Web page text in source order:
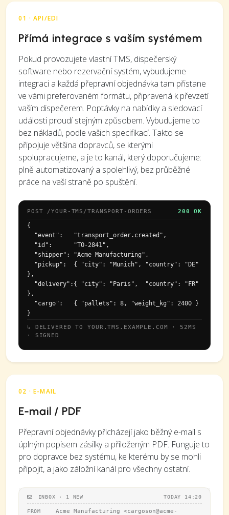
01 · API/EDI
Přímá integrace s vaším systémem
Pokud provozujete vlastní TMS, dispečerský
software nebo rezervační systém, vybudujeme
integraci a každá přepravní objednávka tam přistane
ve vámi preferovaném formátu, připravená k převzetí
vaším dispečerem. Poptávky na nabídky a sledovací
události proudí stejným způsobem. Vybudujeme to
bez nákladů, podle vašich specifikací. Takto se
připojuje většina dopravců, se kterými
spolupracujeme, a je to kanál, který doporučujeme:
plně automatizovaný a spolehlivý, bez průběžné
práce na vaší straně po spuštění.
POST /YOUR-TMS/TRANSPORT-ORDERS 200 OK
{
},
},
}
↳ DELIVERED TO YOUR.TMS.EXAMPLE.COM · 52MS
· SIGNED
02 · E-MAIL
E-mail / PDF
Přepravní objednávky přicházejí jako běžný e-mail s
úplným popisem zásilky a přiloženým PDF. Funguje to
pro dopravce bez systému, ke kterému by se mohli
připojit, a jako záložní kanál pro všechny ostatní.
INBOX · 1 NEW TODAY 14:20
FROM Acme Manufacturing <cargoson@acme-